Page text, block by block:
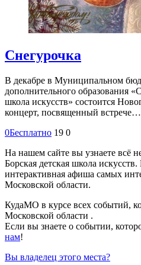
Снегурочка
В декабре в Муниципальном
дополнительного образования
школа искусств» состоится
концерт, посвященный встрече…
0Бесплатно 19 0
На нашем сайте вы узнаете всё
Борская детская школа
интерактивная афиша самых
Московской области.
КудаМО в курсе всех событий,
Московской области .
Если вы знаете о событии,
нам!
Вы владелец этого места?